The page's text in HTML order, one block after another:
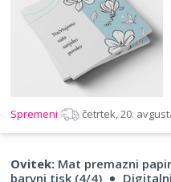
Spremeni četrtek, 20.
Ovitek: Mat premazni
barvni tisk (4/4)